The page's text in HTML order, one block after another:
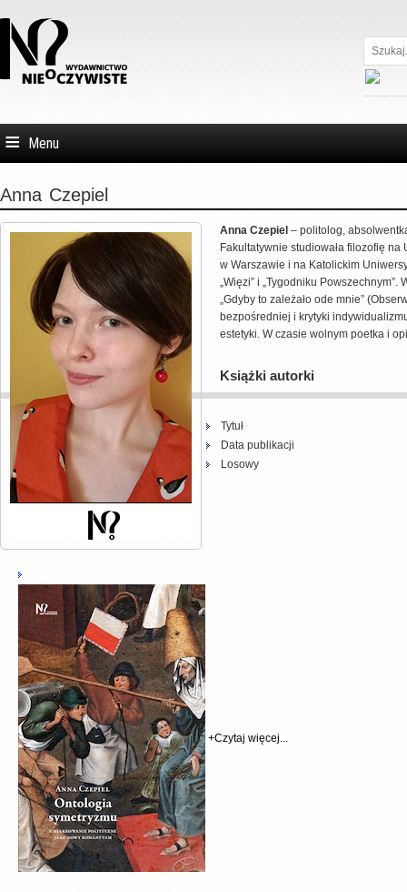
Szukaj...
Menu
Anna Czepiel
Anna Czepiel – politolog,
Fakultatywnie studiowała filozofię
w Warszawie i na Katolickim
„Więzi” i „Tygodniku
„Gdyby to zależało ode mnie”
bezpośredniej i krytyki
estetyki. W czasie wolnym poetka i
Książki autorki
Tytuł
Data publikacji
Losowy
+Czytaj więcej...